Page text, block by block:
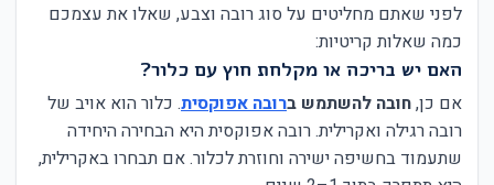
לפני שאתם מחליטים על סוג רובה וצבע, שאלו את עצמכם
כמה שאלות קריטיות:
האם יש בריכה או מקלחת חוץ עם כלור?
אם כן,חובה להשתמש ברובה אפוקסית. כלור הוא אויב של
רובה רגילה ואקרילית. רובה אפוקסית היא הבחירה היחידה
שתעמוד בחשיפה ישירה וחוזרת לכלור. אם תבחרו באקרילית,